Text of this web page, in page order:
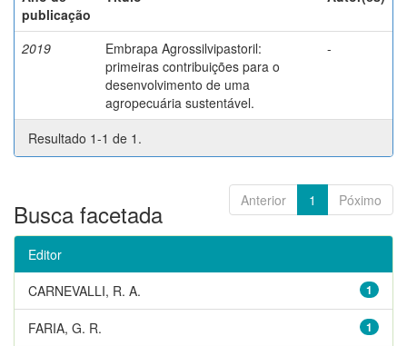
publicação
2019
Embrapa Agrossilvipastoril:
primeiras contribuições para o
desenvolvimento de uma
agropecuária sustentável.
-
Resultado 1-1 de 1.
Anterior 1 Póximo
Busca facetada
Editor
1
CARNEVALLI, R. A.
1
FARIA, G. R.